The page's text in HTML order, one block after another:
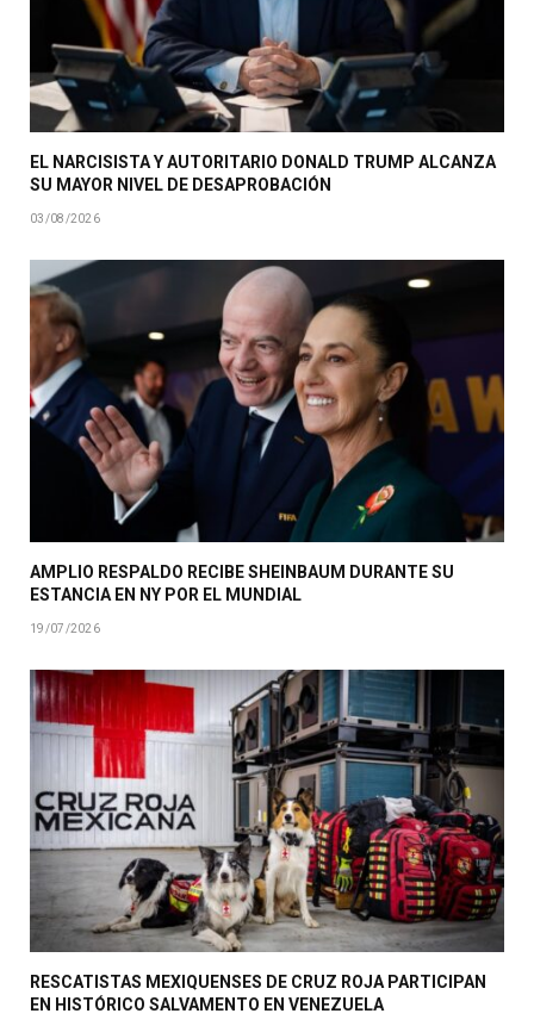
EL NARCISISTA Y AUTORITARIO DONALD TRUMP ALCANZA
SU MAYOR NIVEL DE DESAPROBACIÓN
03/08/2026
AMPLIO RESPALDO RECIBE SHEINBAUM DURANTE SU
ESTANCIA EN NY POR EL MUNDIAL
19/07/2026
RESCATISTAS MEXIQUENSES DE CRUZ ROJA PARTICIPAN
EN HISTÓRICO SALVAMENTO EN VENEZUELA